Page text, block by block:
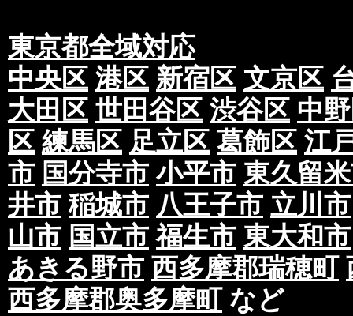
東京都全域対応
中央区 港区 新宿区 文京区
大田区 世田谷区 渋谷区 中
区 練馬区 足立区 葛飾区 江
市 国分寺市 小平市 東久留
井市 稲城市 八王子市 立川市
山市 国立市 福生市 東大和市
あきる野市 西多摩郡瑞穂町
西多摩郡奥多摩町など